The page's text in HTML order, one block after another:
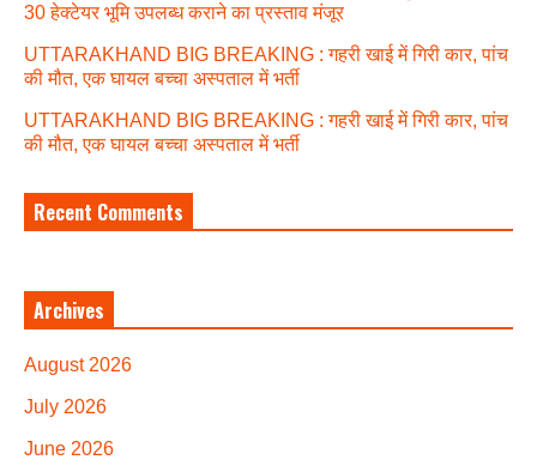
30 हेक्टेयर भूमि उपलब्ध कराने का प्रस्ताव मंजूर
UTTARAKHAND BIG BREAKING : गहरी खाई में गिरी कार, पांच
की मौत, एक घायल बच्चा अस्पताल में भर्ती
UTTARAKHAND BIG BREAKING : गहरी खाई में गिरी कार, पांच
की मौत, एक घायल बच्चा अस्पताल में भर्ती
Recent Comments
Archives
August 2026
July 2026
June 2026